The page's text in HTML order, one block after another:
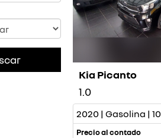
Kia Picanto
1.0
2020 | Gasolina |
Precio al contado